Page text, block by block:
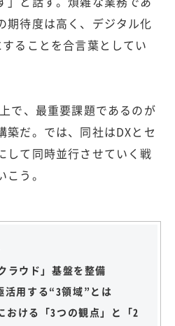
期待度は高く、デジタル化
ることを合言葉としてい
で、最重要課題であるのが
築だ。では、同社はDXとセ
して同時並行させていく戦
う。
ラウド」基盤を整備
活用する“3領域”とは
おける「3つの観点」と「2